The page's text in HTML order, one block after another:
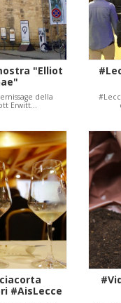
"Elliot
della
Erwitt…
#AisLecce